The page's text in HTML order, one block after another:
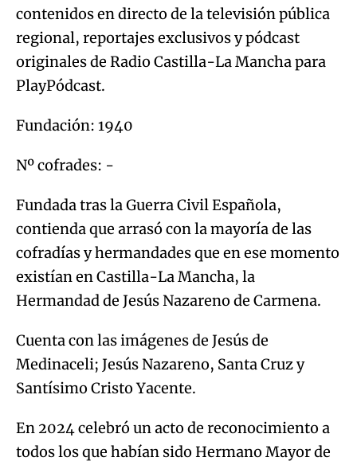
contenidos en directo de la televisión pública
regional, reportajes exclusivos y pódcast
originales de Radio Castilla-La Mancha para
PlayPódcast.
Fundación: 1940
Nº cofrades: -
Fundada tras la Guerra Civil Española,
contienda que arrasó con la mayoría de las
cofradías y hermandades que en ese momento
existían en Castilla-La Mancha, la
Hermandad de Jesús Nazareno de Carmena.
Cuenta con las imágenes de Jesús de
Medinaceli; Jesús Nazareno, Santa Cruz y
Santísimo Cristo Yacente.
En 2024 celebró un acto de reconocimiento a
todos los que habían sido Hermano Mayor de